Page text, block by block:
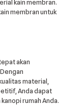
kain membran.
membran untuk
akan
material,
Anda dapat
rumah Anda.